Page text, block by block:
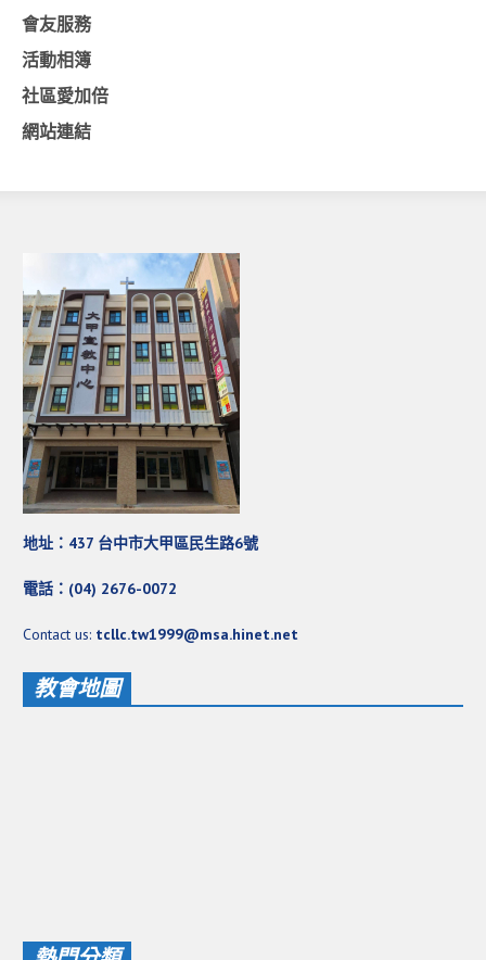
基督教今日報
基督教論壇報
豐盛國際事工 – AIM
作伙來聽上帝的話
會友服務
活動相簿
社區愛加倍
網站連結
地址：437 台中市大甲區民生路6號
電話：(04) 2676-0072
Contact us: tcllc.tw1999@msa.hinet.net
教會地圖